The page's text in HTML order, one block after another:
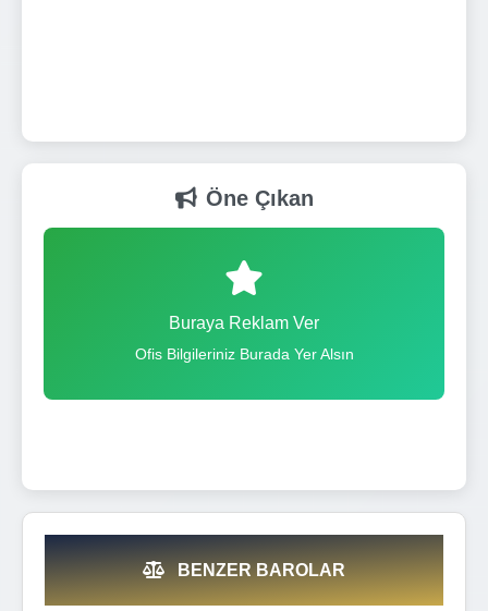
Öne Çıkan
Buraya Reklam Ver
Ofis Bilgileriniz Burada Yer Alsın
BENZER BAROLAR